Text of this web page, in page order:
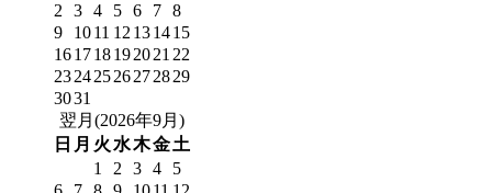
2
3 4 5 6 7 8
9
1011 12 131415
161718192021 22
23242526272829
3031
翌月(2026年9月)
日 月 火 水木金土
1
2 3 4
5